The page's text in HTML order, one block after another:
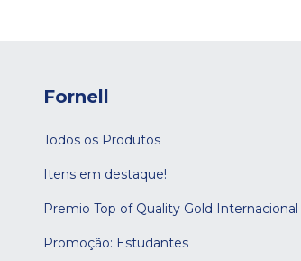
Fornell
Todos os Produtos
Itens em destaque!
Premio Top of Quality Gold Internacional
Promoção: Estudantes